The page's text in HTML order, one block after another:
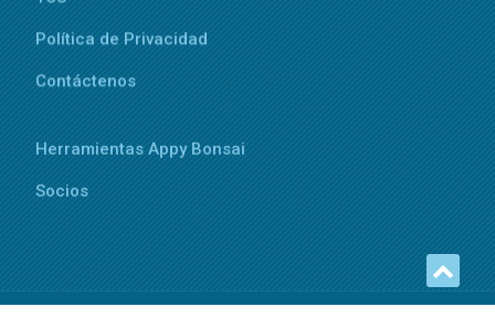
Política de Privacidad
Contáctenos
Herramientas Appy Bonsai
Socios